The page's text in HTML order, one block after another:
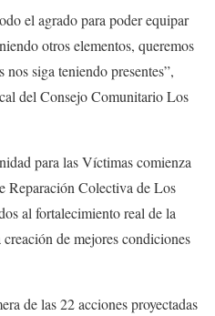
el agrado para poder equipar
otros elementos, queremos
siga teniendo presentes”,
del Consejo Comunitario Los
para las Víctimas comienza
Reparación Colectiva de Los
al fortalecimiento real de la
de mejores condiciones
de las 22 acciones proyectadas